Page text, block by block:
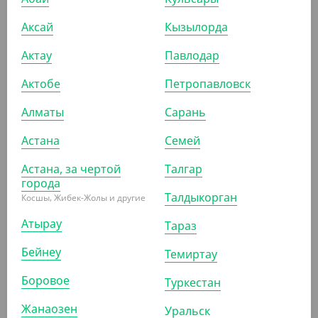
(20.90
Держатель подставка для 2 стаканов
КОР (150)
ПОХОЖИЕ ТОВАРЫ
АРТ. 1205305
-17%
1 240₸
Аксай
Актау
Актобе
Алматы
Астана
Астана, за чертой
города
Косшы, Жибек-Жолы и другие
Атырау
Бейнеу
Боровое
Жанаозен
Кызылорда
Павлодар
Петропавловск
Сарань
Семей
Талгар
Талдыкорган
Тараз
Темиртау
Туркестан
Уральск